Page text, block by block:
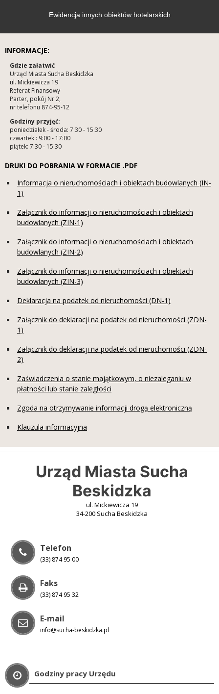
Ewidencja innych obiektów hotelarskich
INFORMACJE:
Gdzie załatwić
Urząd Miasta Sucha Beskidzka
ul. Mickiewicza 19
Referat Finansowy
Parter, pokój Nr 2,
nr telefonu 874-95-12
Godziny przyjęć:
poniedziałek - środa: 7:30 - 15:30
czwartek : 9:00 - 17:00
piątek: 7:30 - 15:30
DRUKI DO POBRANIA W FORMACIE .PDF
Informacja o nieruchomościach i obiektach budowlanych (IN-
1)
Załącznik do informacji o nieruchomościach i obiektach
budowlanych (ZIN-1)
Załącznik do informacji o nieruchomościach i obiektach
budowlanych (ZIN-2)
Załącznik do informacji o nieruchomościach i obiektach
budowlanych (ZIN-3)
Deklaracja na podatek od nieruchomości (DN-1)
Załącznik do deklaracji na podatek od nieruchomości (ZDN-
1)
Załącznik do deklaracji na podatek od nieruchomości (ZDN-
2)
Zaświadczenia o stanie majątkowym, o niezaleganiu w
płatności lub stanie zaległości
Zgoda na otrzymywanie informacji drogą elektroniczną
Klauzula informacyjna
Urząd Miasta Sucha
Beskidzka
ul. Mickiewicza 19
34-200 Sucha Beskidzka
Telefon
(33) 874 95 00
Faks
(33) 874 95 32
E-mail
info@sucha-beskidzka.pl
Godziny pracy Urzędu